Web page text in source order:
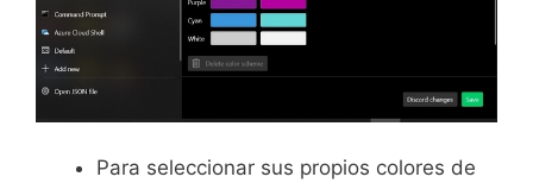
Para seleccionar sus propios colores de